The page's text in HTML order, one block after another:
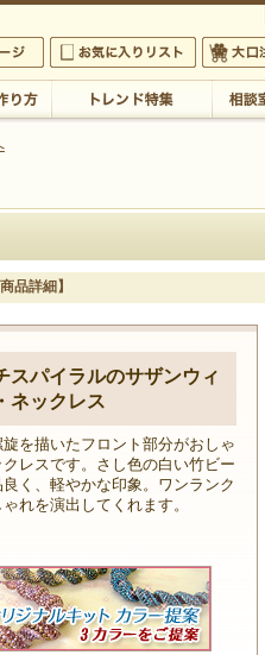
で送料は当店が負担いたします
す
お気に入りリスト 大口注文
品詳細】
スパイラルのサザンウィ
ネックレス
を描いたフロント部分がおしゃ
レスです。さし色の白い竹ビー
良く、軽やかな印象。ワンランク
ゃれを演出してくれます。